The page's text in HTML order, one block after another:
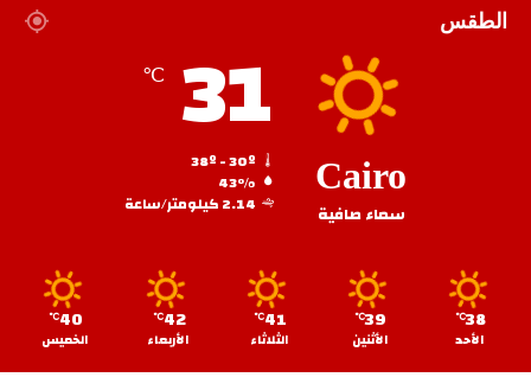
الطقس
Cairo
سماء صافية
31
℃
43%
2.14 كيلومتر/ساعة
38
℃
الأحد
39
℃
الأثنين
41
℃
الثلاثاء
42
℃
الأربعاء
40
℃
الخميس